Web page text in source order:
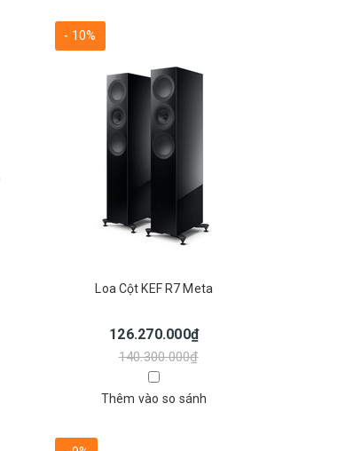
- 10%
Loa Cột KEF R7 Meta
126.270.000₫
140.300.000₫
Thêm vào so sánh